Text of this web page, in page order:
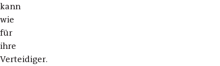
kann
wie
für
ihre
Verteidiger.